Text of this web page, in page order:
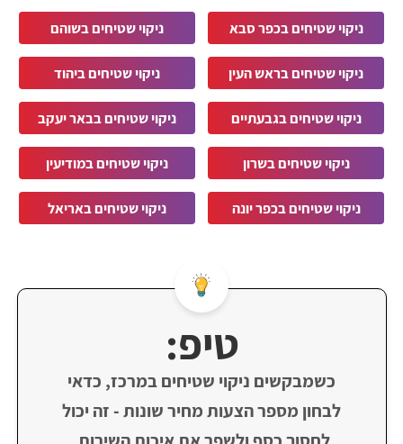
ניקוי שטיחים בכפר סבא ניקוי שטיחים בשוהם
ניקוי שטיחים בראש העין ניקוי שטיחים ביהוד
ניקוי שטיחים בגבעתיים ניקוי שטיחים בבאר יעקב
ניקוי שטיחים בשרון ניקוי שטיחים במודיעין
ניקוי שטיחים בכפר יונה ניקוי שטיחים באריאל
טיפ:
כשמבקשים ניקוי שטיחים במרכז, כדאי
לבחון מספר הצעות מחיר שונות - זה יכול